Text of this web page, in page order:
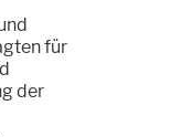
für
der